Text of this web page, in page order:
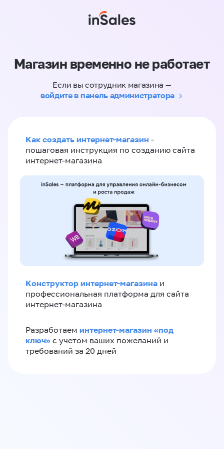
Магазин временно не работает
Если вы сотрудник магазина —
войдите в панель администратора
Как создать интернет-магазин -
пошаговая инструкция по созданию сайта
интернет-магазина
Конструктор интернет-магазина и
профессиональная платформа для сайта
интернет-магазина
Разработаем интернет-магазин «‎под
ключ»‎ с учетом ваших пожеланий и
требований за 20 дней